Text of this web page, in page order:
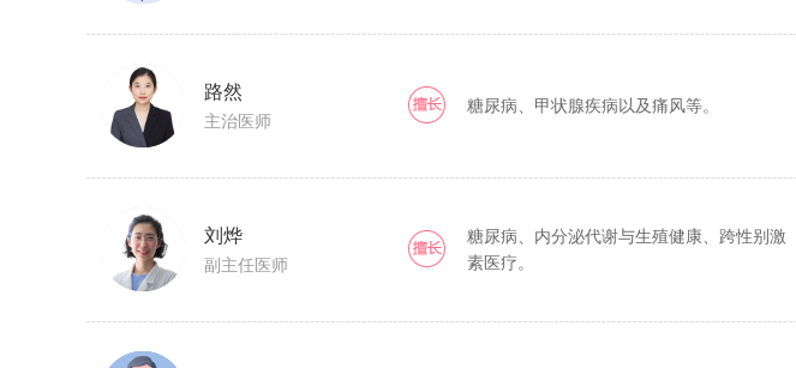
路然
主治医师
糖尿病、甲状腺疾病以及痛风等。
刘烨
副主任医师
糖尿病、内分泌代谢与生殖健康、跨性别激
素医疗。